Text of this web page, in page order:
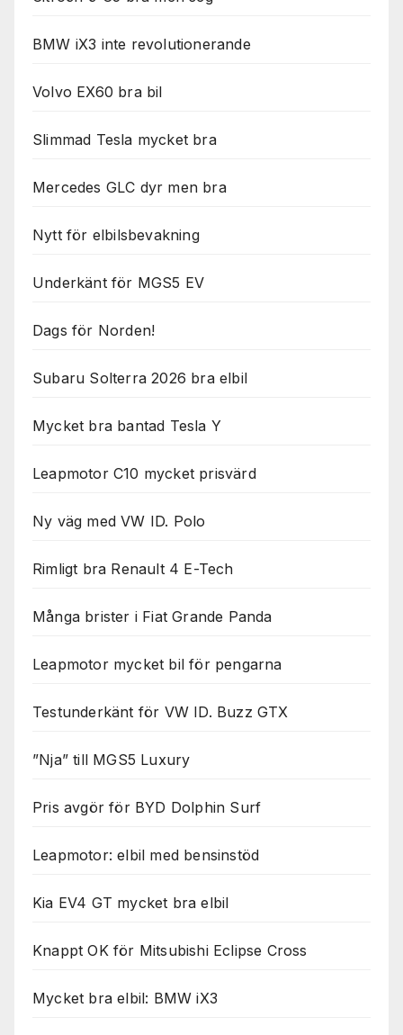
BMW iX3 inte revolutionerande
Volvo EX60 bra bil
Slimmad Tesla mycket bra
Mercedes GLC dyr men bra
Nytt för elbilsbevakning
Underkänt för MGS5 EV
Dags för Norden!
Subaru Solterra 2026 bra elbil
Mycket bra bantad Tesla Y
Leapmotor C10 mycket prisvärd
Ny väg med VW ID. Polo
Rimligt bra Renault 4 E-Tech
Många brister i Fiat Grande Panda
Leapmotor mycket bil för pengarna
Testunderkänt för VW ID. Buzz GTX
”Nja” till MGS5 Luxury
Pris avgör för BYD Dolphin Surf
Leapmotor: elbil med bensinstöd
Kia EV4 GT mycket bra elbil
Knappt OK för Mitsubishi Eclipse Cross
Mycket bra elbil: BMW iX3